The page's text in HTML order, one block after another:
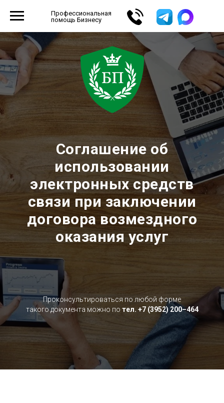
Профессиональная
помощь Бизнесу
Соглашение об
использовании
электронных средств
связи при заключении
договора возмездного
оказания услуг
Проконсультироваться по любой форме
такого документа можно по тел. +7 (3952) 200–464